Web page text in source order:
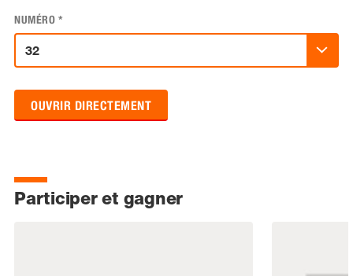
NUMÉRO *
OUVRIR DIRECTEMENT
Participer et gagner